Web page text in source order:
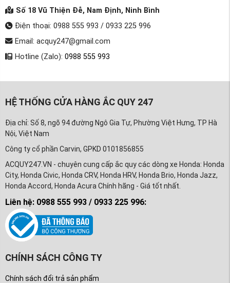
Số 18 Vũ Thiện Đễ, Nam Định, Ninh Bình
Điện thoại: 0988 555 993 / 0933 225 996
Email: acquy247@gmail.com
Hotline (Zalo): 0988 555 993
HỆ THỐNG CỬA HÀNG ẮC QUY 247
Địa chỉ: Số 8, ngõ 94 đường Ngô Gia Tự, Phường Việt Hưng, TP Hà
Nội, Việt Nam
Công ty cổ phần Carvin, GPKD 0101856855
ACQUY247.VN - chuyên cung cấp ắc quy các dòng xe Honda: Honda
City, Honda Civic, Honda CRV, Honda HRV, Honda Brio, Honda Jazz,
Honda Accord, Honda Acura Chính hãng - Giá tốt nhất.
Liên hệ: 0988 555 993 / 0933 225 996:
CHÍNH SÁCH CÔNG TY
Chính sách đổi trả sản phẩm